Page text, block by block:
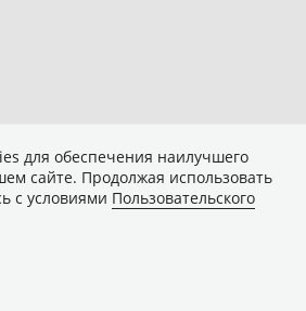
для обеспечения наилучшего
сайте. Продолжая использовать
с условиями Пользовательского